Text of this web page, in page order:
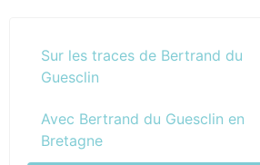
Sur les traces de Bertrand du
Guesclin
Avec Bertrand du Guesclin en
Bretagne